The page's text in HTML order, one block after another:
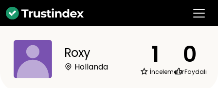
Roxy
Hollanda 1
İncelemeler
0
Faydalı